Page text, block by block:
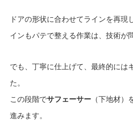
ドアの形状に合わせてラインを再現
インもパテで整える作業は、技術が
でも、丁寧に仕上げて、最終的には
た。
この段階でサフェーサー （下地材
進みます。